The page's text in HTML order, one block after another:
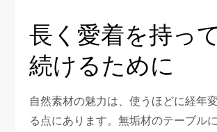
長く愛着を持っ
続けるために
自然素材の魅力は、使うほどに経年
る点にあります。無垢材のテーブル